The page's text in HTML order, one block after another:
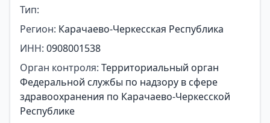
Тип:
Регион: Карачаево-Черкесская Республика
ИНН: 0908001538
Орган контроля: Территориальный орган
Федеральной службы по надзору в сфере
здравоохранения по Карачаево-Черкесской
Республике